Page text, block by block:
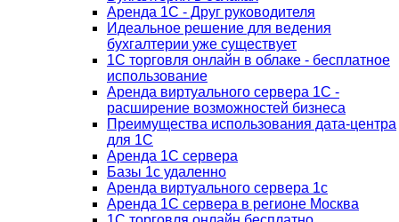
Аренда 1С - Друг руководителя
Идеальное решение для ведения
бухгалтерии уже существует
1С торговля онлайн в облаке - бесплатное
использование
Аренда виртуального сервера 1С -
расширение возможностей бизнеса
Преимущества использования дата-центра
для 1С
Аренда 1С сервера
Базы 1с удаленно
Аренда виртуального сервера 1с
Аренда 1С сервера в регионе Москва